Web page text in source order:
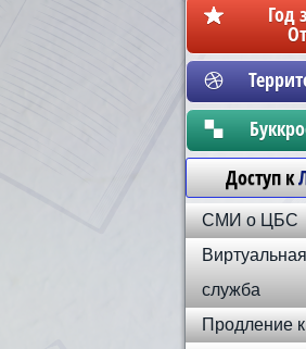
Год
Доступ к
СМИ о ЦБС
служба
Продление